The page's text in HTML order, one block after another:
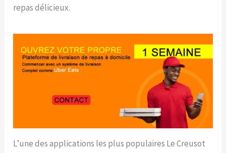
repas délicieux.
L’une des applications les plus populaires Le Creusot